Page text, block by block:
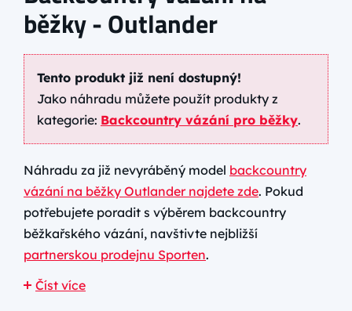
běžky - Outlander
Tento produkt již není dostupný!
Jako náhradu můžete použít produkty z
kategorie: Backcountry vázání pro běžky.
Náhradu za již nevyráběný model backcountry
vázání na běžky Outlander najdete zde. Pokud
potřebujete poradit s výběrem backcountry
běžkařského vázání, navštivte nejbližší
partnerskou prodejnu Sporten.
Číst více